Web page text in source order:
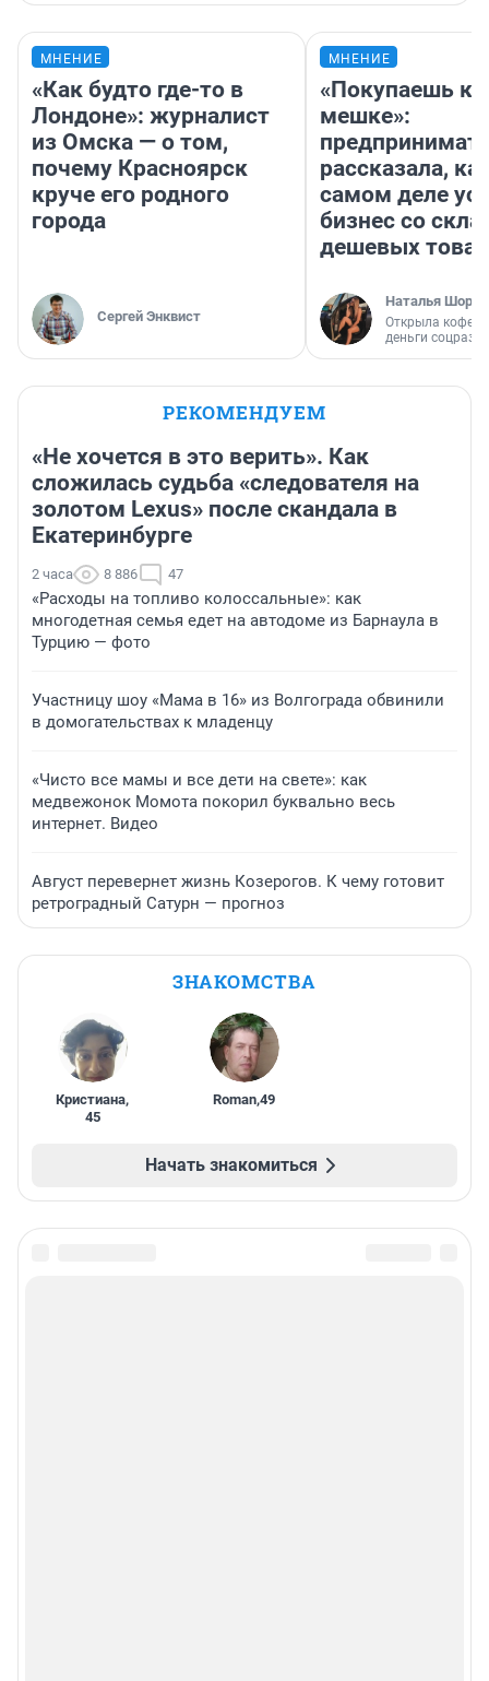
МНЕНИЕ
«Как будто где-то в
Лондоне»: журналист
из Омска — о том,
почему Красноярск
круче его родного
города
Сергей Энквист
МНЕНИЕ
«Покупаешь
мешке»:
рассказала,
самом деле
бизнес со
дешевых
Наталья
Открыла
деньги
РЕКОМЕНДУЕМ
«Не хочется в это верить». Как
сложилась судьба «следователя на
золотом Lexus» после скандала в
Екатеринбурге
2 часа 8 886 47
«Расходы на топливо колоссальные»: как
многодетная семья едет на автодоме из Барнаула в
Турцию — фото
Участницу шоу «Мама в 16» из Волгограда обвинили
в домогательствах к младенцу
«Чисто все мамы и все дети на свете»: как
медвежонок Момота покорил буквально весь
интернет. Видео
Август перевернет жизнь Козерогов. К чему готовит
ретроградный Сатурн — прогноз
ЗНАКОМСТВА
Кристиана,
45
Roman,49
Начать знакомиться